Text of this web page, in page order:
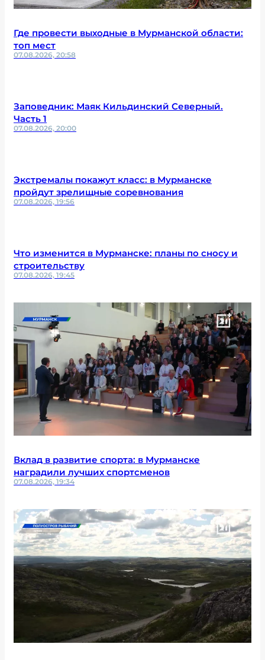
Где провести выходные в Мурманской области:
топ мест
07.08.2026, 20:58
Заповедник: Маяк Кильдинский Северный.
Часть 1
07.08.2026, 20:00
Экстремалы покажут класс: в Мурманске
пройдут зрелищные соревнования
07.08.2026, 19:56
Что изменится в Мурманске: планы по сносу и
строительству
07.08.2026, 19:45
Вклад в развитие спорта: в Мурманске
наградили лучших спортсменов
07.08.2026, 19:34